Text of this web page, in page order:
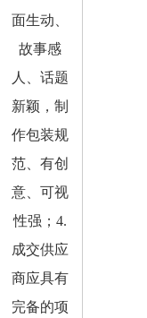
面生动、
故事感
人、话题
新颖，制
作包装规
范、有创
意、可视
性强；4.
成交供应
商应具有
完备的项